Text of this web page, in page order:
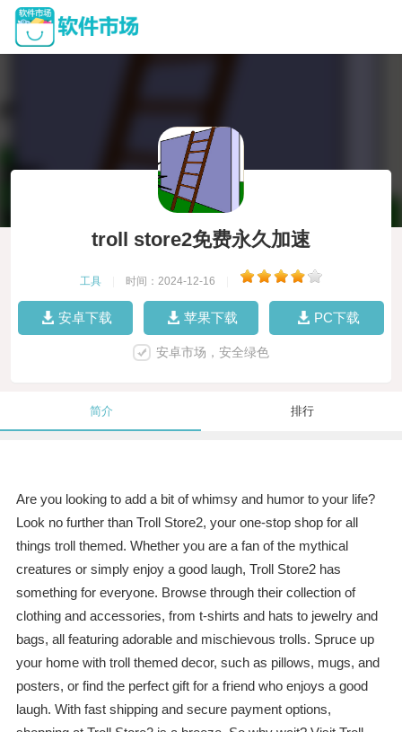
troll store2免费永久加速
工具 时间：2024-12-16
安卓下载 苹果下载 PC下载
安卓市场，安全绿色
简介 排行
Are you looking to add a bit of whimsy and humor to your life?
Look no further than Troll Store2, your one-stop shop for all
things troll themed. Whether you are a fan of the mythical
creatures or simply enjoy a good laugh, Troll Store2 has
something for everyone. Browse through their collection of
clothing and accessories, from t-shirts and hats to jewelry and
bags, all featuring adorable and mischievous trolls. Spruce up
your home with troll themed decor, such as pillows, mugs, and
posters, or find the perfect gift for a friend who enjoys a good
laugh. With fast shipping and secure payment options,